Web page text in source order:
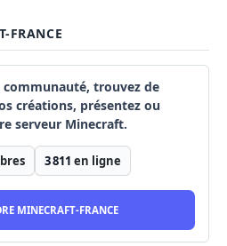
FRANCE
communauté, trouvez de
créations, présentez ou
serveur Minecraft.
3 811 en ligne
MINECRAFT-FRANCE